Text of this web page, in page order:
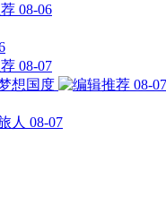
08-06
08-07
想国度
08-07
人 08-07